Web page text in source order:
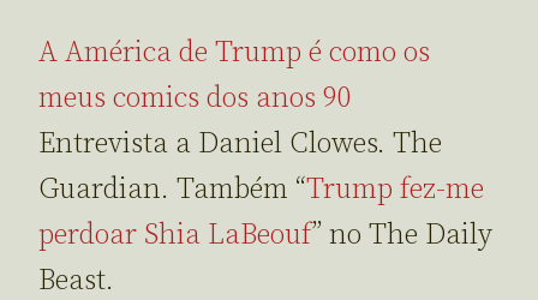
A América de Trump é como os
meus comics dos anos 90
Entrevista a Daniel Clowes. The
Guardian. Também “Trump fez-me
perdoar Shia LaBeouf” no The Daily
Beast.